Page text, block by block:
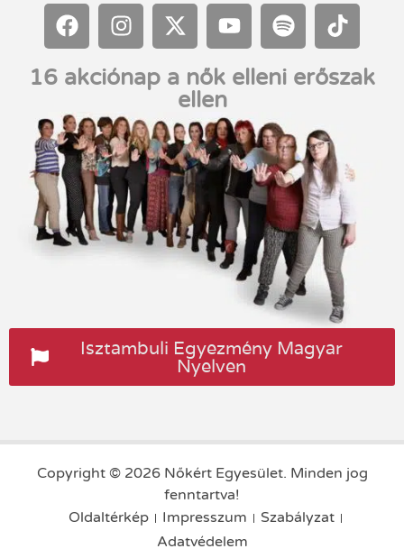
16 akciónap a nők elleni erőszak
ellen
Isztambuli Egyezmény Magyar
Nyelven
Copyright © 2026 Nőkért Egyesület. Minden jog
fenntartva!
Oldaltérkép
Impresszum
Szabályzat
Adatvédelem